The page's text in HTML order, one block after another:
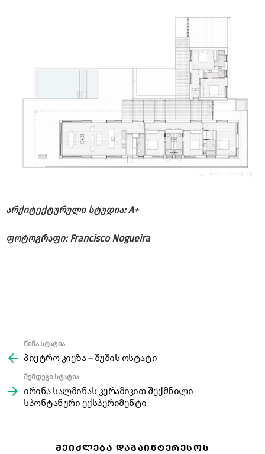
არქიტექტურული სტუდია: A+
ფოტოგრაფი: Francisco Nogueira
more
წინა სტატია
პიეტრო კიეზა – შუშის ოსტატი
შემდეგი სტატია
ირინა სალმინას კერამიკით შექმნილი
სპონტანური ექსპერიმენტი
ᲨᲔᲘᲫᲚᲔᲑᲐ ᲓᲐᲒᲐᲘᲜᲢᲔᲠᲔᲡᲝᲡ